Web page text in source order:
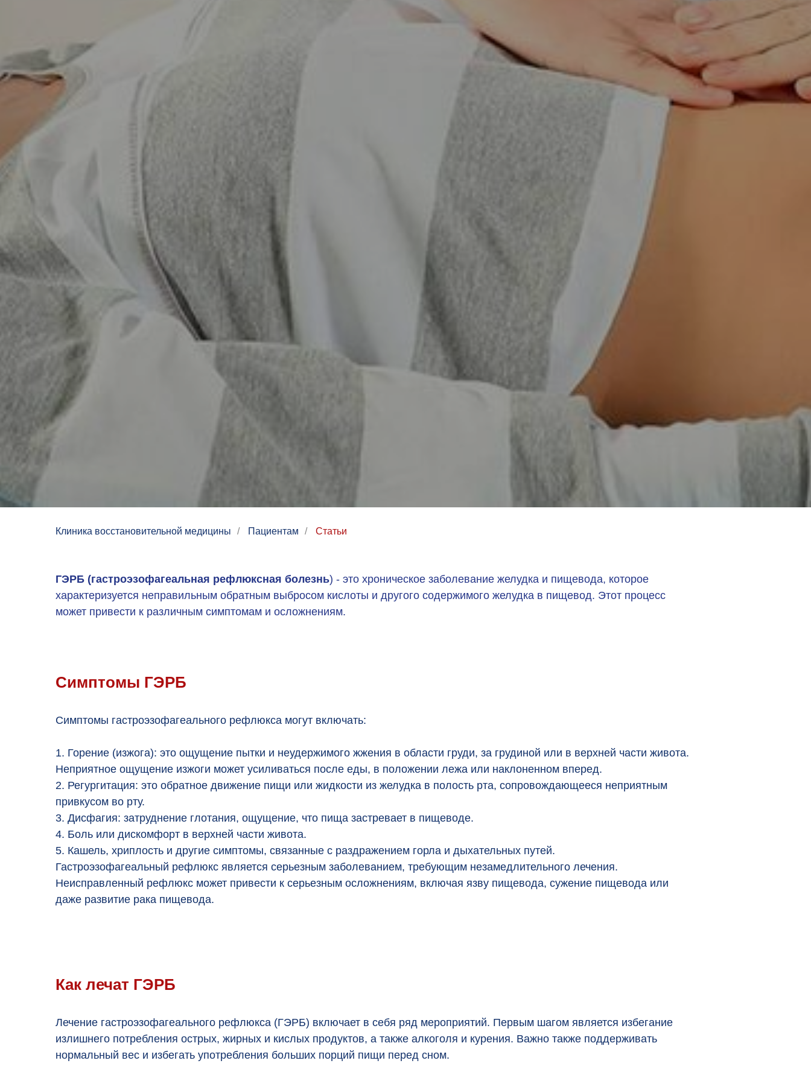
Клиника восстановительной медицины / Пациентам / Статьи
ГЭРБ (гастроэзофагеальная рефлюксная болезнь) - это хроническое заболевание желудка и пищевода, которое
характеризуется неправильным обратным выбросом кислоты и другого содержимого желудка в пищевод. Этот процесс
может привести к различным симптомам и осложнениям.
Симптомы ГЭРБ
Симптомы гастроэзофагеального рефлюкса могут включать:
1. Горение (изжога): это ощущение пытки и неудержимого жжения в области груди, за грудиной или в верхней части живота.
Неприятное ощущение изжоги может усиливаться после еды, в положении лежа или наклоненном вперед.
2. Регургитация: это обратное движение пищи или жидкости из желудка в полость рта, сопровождающееся неприятным
привкусом во рту.
3. Дисфагия: затруднение глотания, ощущение, что пища застревает в пищеводе.
4. Боль или дискомфорт в верхней части живота.
5. Кашель, хриплость и другие симптомы, связанные с раздражением горла и дыхательных путей.
Гастроэзофагеальный рефлюкс является серьезным заболеванием, требующим незамедлительного лечения.
Неисправленный рефлюкс может привести к серьезным осложнениям, включая язву пищевода, сужение пищевода или
даже развитие рака пищевода.
Как лечат ГЭРБ
Лечение гастроэзофагеального рефлюкса (ГЭРБ) включает в себя ряд мероприятий. Первым шагом является избегание
излишнего потребления острых, жирных и кислых продуктов, а также алкоголя и курения. Важно также поддерживать
нормальный вес и избегать употребления больших порций пищи перед сном.